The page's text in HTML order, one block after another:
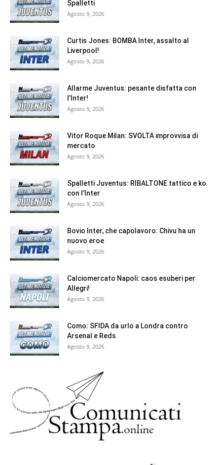
Spalletti
Agosto 9, 2026
Curtis Jones: BOMBA Inter, assalto al
Liverpool!
Agosto 9, 2026
Allarme Juventus: pesante disfatta con
l’Inter!
Agosto 9, 2026
Vitor Roque Milan: SVOLTA improvvisa di
mercato
Agosto 9, 2026
Spalletti Juventus: RIBALTONE tattico e ko
con l’Inter
Agosto 9, 2026
Bovio Inter, che capolavoro: Chivu ha un
nuovo eroe
Agosto 9, 2026
Calciomercato Napoli: caos esuberi per
Allegri!
Agosto 9, 2026
Como: SFIDA da urlo a Londra contro
Arsenal e Reds
Agosto 9, 2026